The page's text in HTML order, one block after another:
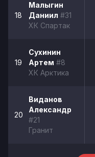
18
Малыгин
Даниил #31
ХК Спартак
19
Сухинин
Артем #8
ХК Арктика
20
Виданов
Александр
#21
Гранит